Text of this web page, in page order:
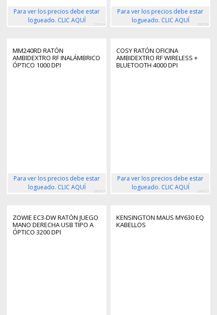
Para ver los precios debe estar
logueado. CLIC AQUÍ
273104
Para ver los precios debe estar
logueado. CLIC AQUÍ
296508
MM240RD RATÓN
AMBIDEXTRO RF INALÁMBRICO
ÓPTICO 1000 DPI
Para ver los precios debe estar
logueado. CLIC AQUÍ
296567
COSY RATÓN OFICINA
AMBIDEXTRO RF WIRELESS +
BLUETOOTH 4000 DPI
Para ver los precios debe estar
logueado. CLIC AQUÍ
296622
ZOWIE EC3-DW RATÓN JUEGO
MANO DERECHA USB TIPO A
ÓPTICO 3200 DPI
KENSINGTON MAUS MY630 EQ
KABELLOS